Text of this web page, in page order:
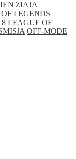
ZIAJA
LEGENDS
LEAGUE OF
OFF-MODE